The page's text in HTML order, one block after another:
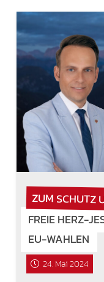
ZUM SCHUTZ
FREIE HERZ-
EU-WAHLEN
24. Mai 2024